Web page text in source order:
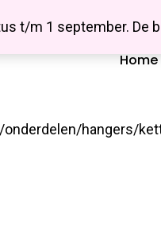
t/m 1 september. De
Home
onderdelen/hangers/